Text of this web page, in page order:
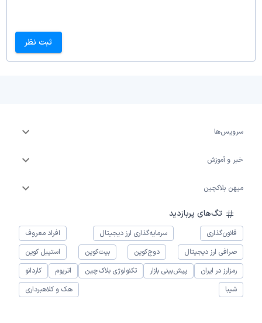
ثبت نظر
سرویس‌ها
خبر و آموزش
میهن بلاکچین
تگ‌های پربازدید
قانون‌گذاری سرمایه‌گذاری ارز دیجیتال
افراد معروف
صرافی ارز دیجیتال
دوج‌کوین بیت‌کوین
استیبل کوین
رمزارز در ایران
پیش‌بینی بازار تکنولوژی بلاک‌چین اتریوم
کاردانو
شیبا
هک و کلاهبرداری